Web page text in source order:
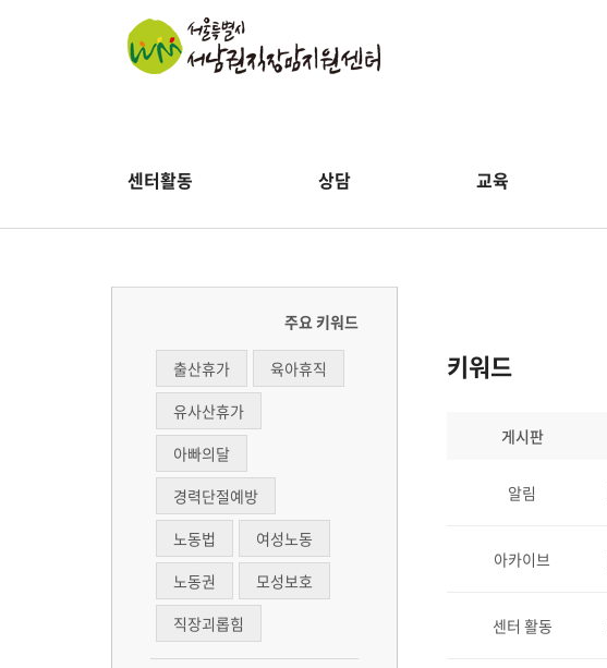
센터활동 상담 교육
주요 키워드
출산휴가
육아휴직
유사산휴가
아빠의달
경력단절예방
노동법
여성노동
노동권
모성보호
직장괴롭힘
키워드
게시판
알림
아카이브
센터 활동